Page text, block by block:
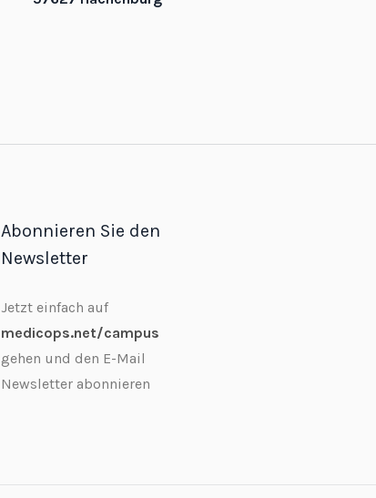
Abonnieren Sie den
Newsletter
Jetzt einfach auf
medicops.net/campus
gehen und den E-Mail
Newsletter abonnieren